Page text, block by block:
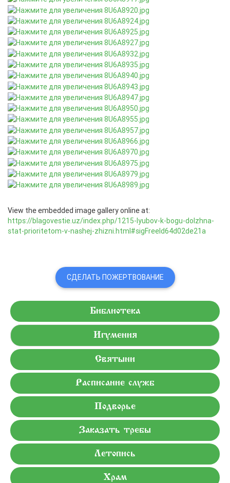
View the embedded image gallery online at:
https://blagovestie.uz/index.php/1215-lyubov-k-bogu-dolzhna-
stat-prioritetom-v-nashej-zhizni.html#sigFreeId64d02de21a
СДЕЛАТЬ ПОЖЕРТВОВАНИЕ
Библиотека
Игумения
Святыни
Расписание служб
Подворье
Заказать требы
Летопись
Храм